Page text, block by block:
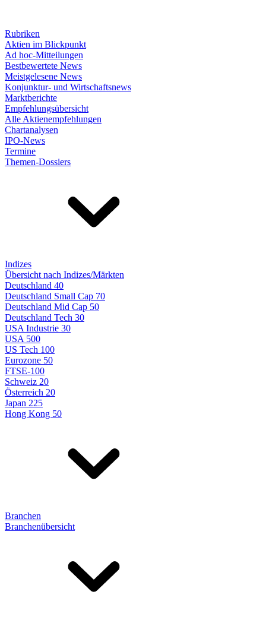
Rubriken
Aktien im Blickpunkt
Ad hoc-Mitteilungen
Bestbewertete News
Meistgelesene News
Konjunktur- und Wirtschaftsnews
Marktberichte
Empfehlungsübersicht
Alle Aktienempfehlungen
Chartanalysen
IPO-News
Termine
Themen-Dossiers
Indizes
Übersicht nach Indizes/Märkten
Deutschland 40
Deutschland Small Cap 70
Deutschland Mid Cap 50
Deutschland Tech 30
USA Industrie 30
USA 500
US Tech 100
Eurozone 50
FTSE-100
Schweiz 20
Österreich 20
Japan 225
Hong Kong 50
Branchen
Branchenübersicht